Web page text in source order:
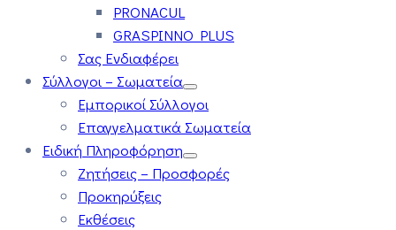
PRONACUL
GRASPINNO PLUS
Σας Ενδιαφέρει
Σύλλογοι – Σωματεία
Εμπορικοί Σύλλογοι
Επαγγελματικά Σωματεία
Ειδική Πληροφόρηση
Ζητήσεις – Προσφορές
Προκηρύξεις
Εκθέσεις